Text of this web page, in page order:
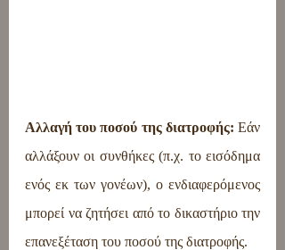
Αλλαγή του ποσού της διατροφής: Εάν
αλλάξουν οι συνθήκες (π.χ. το εισόδημα
ενός εκ των γονέων), ο ενδιαφερόμενος
μπορεί να ζητήσει από το δικαστήριο την
επανεξέταση του ποσού της διατροφής.